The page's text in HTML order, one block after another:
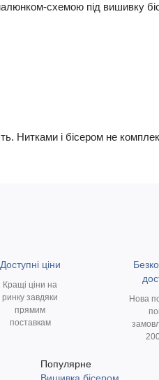
схемою під вишивку
Нитками і бісером не
Доступні ціни
Кращі ціни на
ринку завдяки
прямим
поставкам
Нова
Популярне